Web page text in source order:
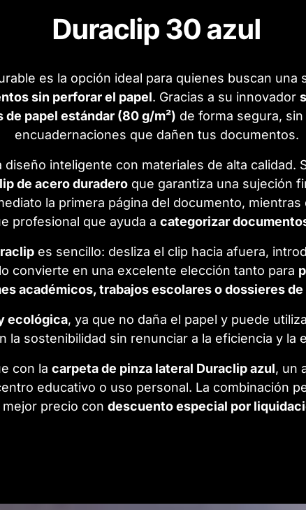
Duraclip 30 azul
es la opción ideal para quienes buscan una
sin perforar el papel. Gracias a su innovador
de papel estándar (80 g/m²) de forma segura,
encuadernaciones que dañen tus documentos.
inteligente con materiales de alta calidad.
de acero duraderoque garantiza una sujeción
la primera página del documento, mientras
profesional que ayuda a categorizar
es sencillo: desliza el clip hacia afuera,
convierte en una excelente elección tanto para
académicos, trabajos escolares o dossieres
ecológica, ya que no daña el papel y puede
la sostenibilidad sin renunciar a la eficiencia y la
con la carpeta de pinza lateral Duraclip azul, un
educativo o uso personal. La combinación
mejor precio con descuento especial por